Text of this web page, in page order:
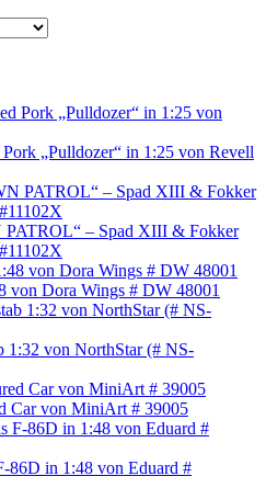
„Pulldozer“ in 1:25 von Revell
– Spad XIII & Fokker
von Dora Wings # DW 48001
1:32 von NorthStar (# NS-
Car von MiniArt # 39005
86D in 1:48 von Eduard #